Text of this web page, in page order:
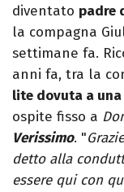
diventato padre
la compagna
settimane fa.
anni fa, tra la
lite dovuta a
ospite fisso a
Verissimo. "
detto alla
essere qui con